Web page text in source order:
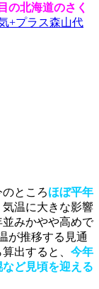
の北海道のさく
+プラス森山代
ところほぼ平年
温に大きな影響
みかやや高めで
が推移する見通
出すると、 今年
ど見頃を迎える